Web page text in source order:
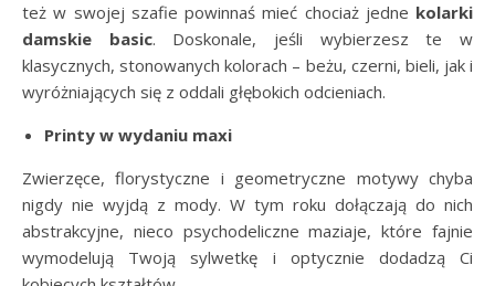
też w swojej szafie powinnaś mieć chociaż jedne kolarki
damskie basic. Doskonale, jeśli wybierzesz te w
klasycznych, stonowanych kolorach – beżu, czerni, bieli, jak i
wyróżniających się z oddali głębokich odcieniach.
Printy w wydaniu maxi
Zwierzęce, florystyczne i geometryczne motywy chyba
nigdy nie wyjdą z mody. W tym roku dołączają do nich
abstrakcyjne, nieco psychodeliczne maziaje, które fajnie
wymodelują Twoją sylwetkę i optycznie dodadzą Ci